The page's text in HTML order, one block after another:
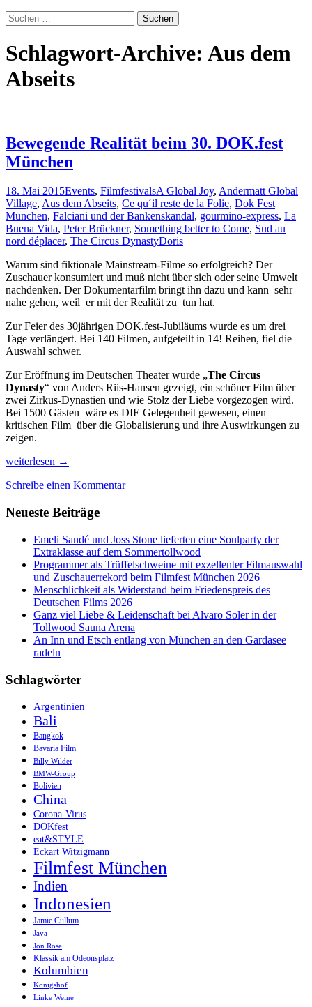
Suchen
nach:
Schlagwort-Archive: Aus dem
Abseits
Bewegende Realität beim 30. DOK.fest
München
18. Mai 2015Events, FilmfestivalsA Global Joy, Andermatt Global
Village, Aus dem Abseits, Ce qu´il reste de la Folie, Dok Fest
München, Falciani und der Bankenskandal, gourmino-express, La
Buena Vida, Peter Brückner, Something better to Come, Sud au
nord déplacer, The Circus DynastyDoris
Warum sind fiktionale Mainstream-Filme so erfolgreich? Der
Zuschauer konsumiert und muß nicht über sich oder seine Umwelt
nachdenken. Der Dokumentarfilm bringt ihn dazu und kann sehr
nahe gehen, weil er mit der Realität zu tun hat.
Zur Feier des 30jährigen DOK.fest-Jubiläums wurde es um drei
Tage verlängert. Bei 140 Filmen, aufgeteilt in 14! Reihen, fiel die
Auswahl schwer.
Zur Eröffnung im Deutschen Theater wurde „The Circus
Dynasty“ von Anders Riis-Hansen gezeigt, ein schöner Film über
zwei Zirkus-Dynastien und wie Stolz der Liebe vorgezogen wird.
Bei 1500 Gästen wäre es DIE Gelegenheit gewesen, einen
kritischen Film über die Globalisierung und ihre Auswirkungen zu
zeigen.
Bewegende
beim
DOK.fest
weiterlesen →
Schreibe einen Kommentar
Neueste Beiträge
Emeli Sandé und Joss Stone lieferten eine Soulparty der
Extraklasse auf dem Sommertollwood
Programmer als Trüffelschweine mit exzellenter Filmauswahl
und Zuschauerrekord beim Filmfest München 2026
Menschlichkeit als Widerstand beim Friedenspreis des
Deutschen Films 2026
Ganz viel Liebe & Leidenschaft bei Alvaro Soler in der
Tollwood Sauna Arena
An Inn und Etsch entlang von München an den Gardasee
radeln
Schlagwörter
Argentinien
Bali
Bangkok
Bavaria Film
Billy Wilder
BMW-Group
Bolivien
China
Corona-Virus
DOKfest
eat&STYLE
Eckart Witzigmann
Filmfest München
Indien
Indonesien
Jamie Cullum
Java
Jon Rose
Klassik am Odeonsplatz
Kolumbien
Königshof
Linke Weine